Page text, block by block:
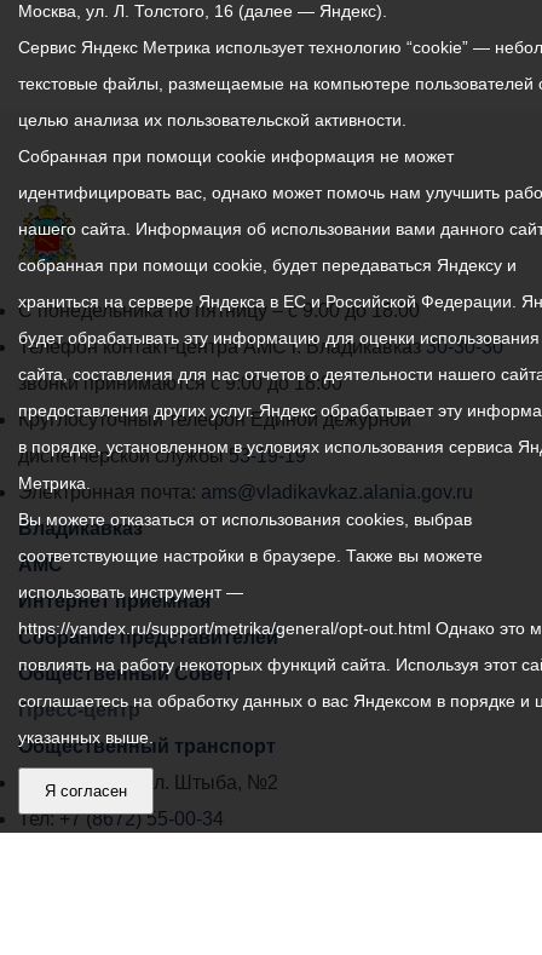
АМС_Томаева.
График
работы
администрации
местного
самоуправления
города
Владикавказ:
С понедельника по пятницу – с 9.00 до 18.00
Телефон контакт-центра АМС г. Владикавказ30-30-30
звонки принимаются с 9:00 до 18:00
Круглосуточный телефон Единой дежурной
диспетчерской службы53-19-19
Электронная почта: ams@vladikavkaz.alania.gov.ru
Владикавказ
АМС
Интернет приемная
Собрание представителей
Общественный Совет
Пресс-центр
Общественный транспорт
Владикавказ, пл. Штыба, №2
Тел:+7 (8672) 55-00-34
Москва, ул. Л. Толстого, 16 (далее — Яндекс).
Сервис Яндекс Метрика использует технологию “cookie” —
текстовые файлы, размещаемые на компьютере пользователей
целью анализа их пользовательской активности.
Собранная при помощи cookie информация не может
идентифицировать вас, однако может помочь нам улучшить
нашего сайта. Информация об использовании вами данного
собранная при помощи cookie, будет передаваться Яндексу и
храниться на сервере Яндекса в ЕС и Российской Федерации.
будет обрабатывать эту информацию для оценки
сайта, составления для нас отчетов о деятельности нашего
предоставления других услуг. Яндекс обрабатывает эту
в порядке, установленном в условиях использования сервиса
Метрика.
Вы можете отказаться от использования cookies, выбрав
соответствующие настройки в браузере. Также вы можете
использовать инструмент —
https://yandex.ru/support/metrika/general/opt-out.html Однако это
повлиять на работу некоторых функций сайта. Используя этот
соглашаетесь на обработку данных о вас Яндексом в порядке и
указанных выше.
Я согласен